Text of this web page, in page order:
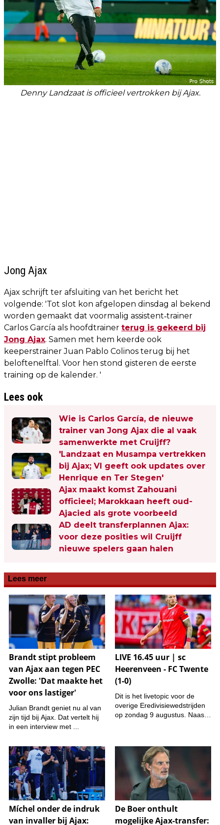
Denny Landzaat is officieel vertrokken bij Ajax.
Jong Ajax
Ajax schrijft ter afsluiting van het bericht het
volgende: 'Tot slot kon afgelopen dinsdag al bekend
worden gemaakt dat voormalig assistent‑trainer
Carlos García als hoofdtrainer terug is gekeerd bij
Jong Ajax. Samen met hem keerde ook
keeperstrainer Juan Pablo Colinos terug bij het
beloftenelftal. Voor hen stond gisteren de eerste
training op de kalender. '
Lees ook
Wie is Carlos García, de nieuwe
trainer van Jong Ajax die al vaak
samenwerkte met Cruijff?
'Landzaat en Musampa vertrekken
bij Ajax; VI geeft ook updates over
Henrique en Ter Stegen'
Ajax maakt komst Zahouani
officieel; Marokkaan heeft oud-
Ajacied als grote voorbeeld
AD deelt transferplannen Ajax:
voor deze posities wil Cruijff
nieuwe spelers gaan halen